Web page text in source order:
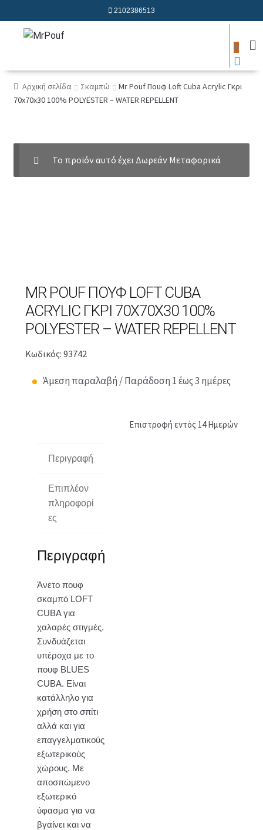
2102386513
0
Αρχική σελίδα Σκαμπώ
Mr Pouf Πουφ Loft Cuba Acrylic Γκρι
70x70x30 100% POLYESTER – WATER REPELLENT
Το προϊόν αυτό έχει Δωρεάν Μεταφορικά
MR POUF ΠΟΥΦ LOFT CUBA
ACRYLIC ΓΚΡΙ 70X70X30 100%
POLYESTER – WATER REPELLENT
Κωδικός: 93742
Άμεση παραλαβή / Παράδοση 1 έως 3 ημέρες
Επιστροφή εντός 14 Ημερών
Περιγραφή
Επιπλέον
πληροφορί
ες
Περιγραφή
Άνετο πουφ
σκαμπό LOFT
CUBA για
χαλαρές στιγμές.
Συνδυάζεται
υπέροχα με το
πουφ BLUES
CUBA. Είναι
κατάλληλο για
χρήση στο σπίτι
αλλά και για
επαγγελματικούς
εξωτερικούς
χώρους. Με
αποσπώμενο
εξωτερικό
ύφασμα για να
βγαίνει και να